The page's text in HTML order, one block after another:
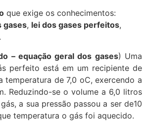
que exige os conhecimentos:
gases, lei dos gases perfeitos,
.
– equação geral dos gases) Uma
perfeito está em um recipiente de
temperatura de 7,0 oC, exercendo a
Reduzindo-se o volume a 6,0 litros
a sua pressão passou a ser de10
temperatura o gás foi aquecido.